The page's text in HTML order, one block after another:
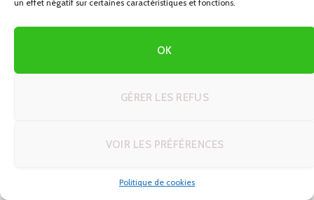
un effet négatif sur certaines caractéristiques et fonctions.
OK
GÉRER LES REFUS
VOIR LES PRÉFÉRENCES
Politique de cookies
autotour :
Pour planifier votre itinéraire et estimer
Pour la navigation en temps réel et les
restaurants et d’hébergements.